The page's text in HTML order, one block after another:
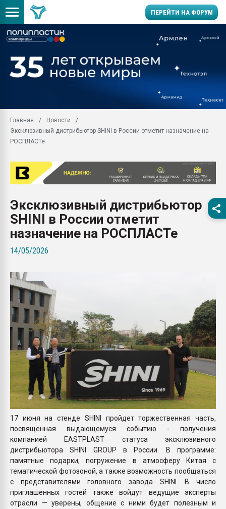
ПЕРЕЙТИ НА ФОРУМ
производство SPC
заводу пластмасс"
28.07.2026
первый план в
28.07.2026
ситуацией на
Всё, что касается
Главная
Новости
Эксклюзивный дистрибьютор SHINI в России отметит назначение на
РОСПЛАСТе
Эксклюзивный дистрибьютор
SHINI в России отметит
назначение на РОСПЛАСТе
14/05/2026
17 июня на стенде SHINI пройдет торжественная часть,
посвященная выдающемуся событию - получения
компанией EASTPLAST статуса эксклюзивного
дистрибьютора SHINI GROUP в России. В программе:
памятные подарки, погружение в атмосферу Китая с
тематической фотозоной, а также возможность пообщаться
с представителями головного завода SHINI. В число
приглашенных гостей также войдут ведущие эксперты
отрасли — уверены, общение с ними будет полезным и